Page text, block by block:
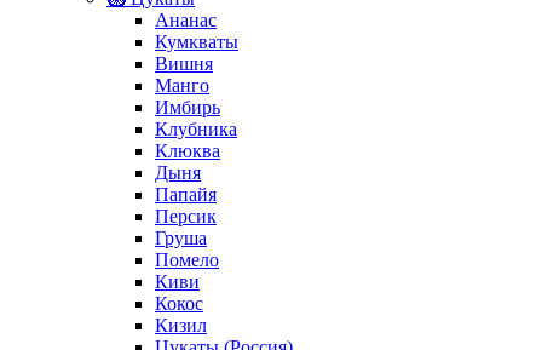
Ананас
Кумкваты
Вишня
Манго
Имбирь
Клубника
Клюква
Дыня
Папайя
Персик
Груша
Помело
Киви
Кокос
Кизил